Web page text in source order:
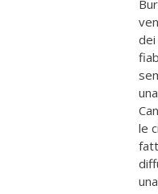
le